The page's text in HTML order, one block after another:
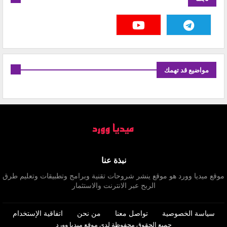
مواضيع قد تهمك
نبذة عنا
موقع ميديا وورد هو موقع ينشر شروحات تقنية وبرامج وتطبيقات وتعليم طرق
الربح عبر الانترنت والاستثمار
سياسة الخصوصية تواصل معنا من نحن اتفاقية الإستخدام
جميع الحقوق محفوظة لدى موقع ميديا وورد